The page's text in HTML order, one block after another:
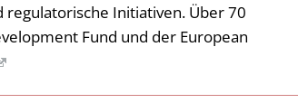
Initiativen. Über 70
Fund und der European